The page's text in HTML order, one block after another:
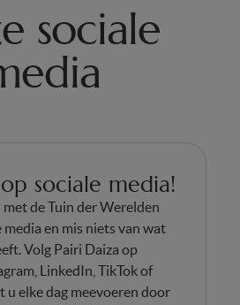
sociale
sociale media!
de Tuin der Werelden
media en mis niets van wat
Volg Pairi Daiza op
LinkedIn, TikTok of
u elke dag meevoeren door